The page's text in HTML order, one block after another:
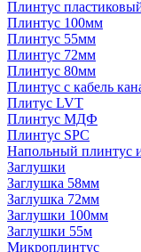
Плинтус
Плинтус 100мм
Плинтус 55мм
Плинтус 72мм
Плинтус 80мм
Плинтус с кабель
Плитус LVT
Плинтус МДФ
Плинтус SPC
Напольный плинтус
Заглушки
Заглушка 58мм
Заглушка 72мм
Заглушки 100мм
Заглушки 55м
Микроплинтус